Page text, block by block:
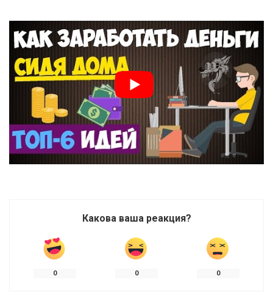
Какова ваша реакция?
0 0 0